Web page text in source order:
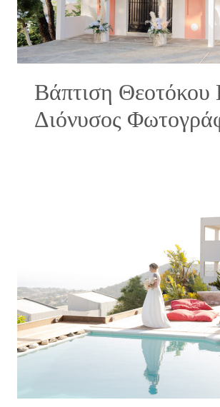
Βάπτιση Θεοτόκου
Διόνυσος